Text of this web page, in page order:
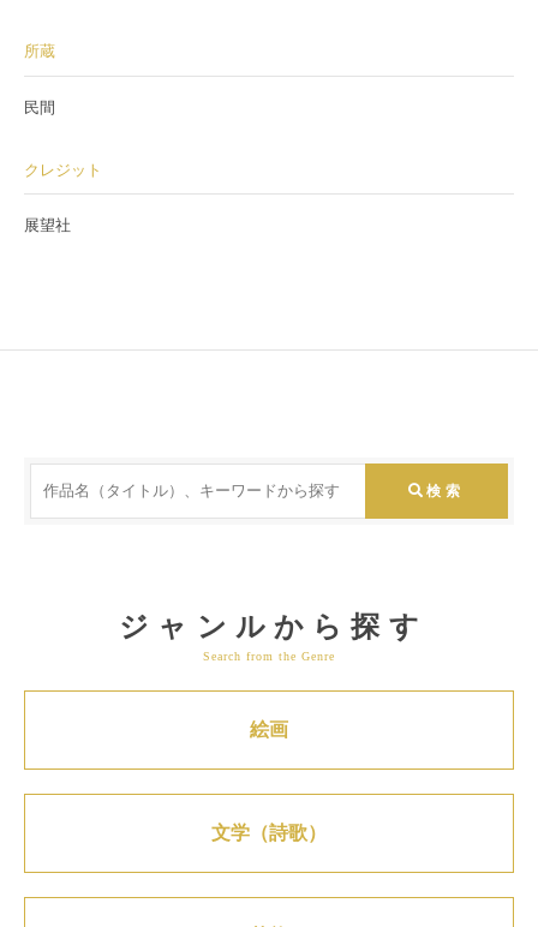
所蔵
民間
クレジット
展望社
ジャンルから探す
Search from the Genre
絵画
文学（詩歌）